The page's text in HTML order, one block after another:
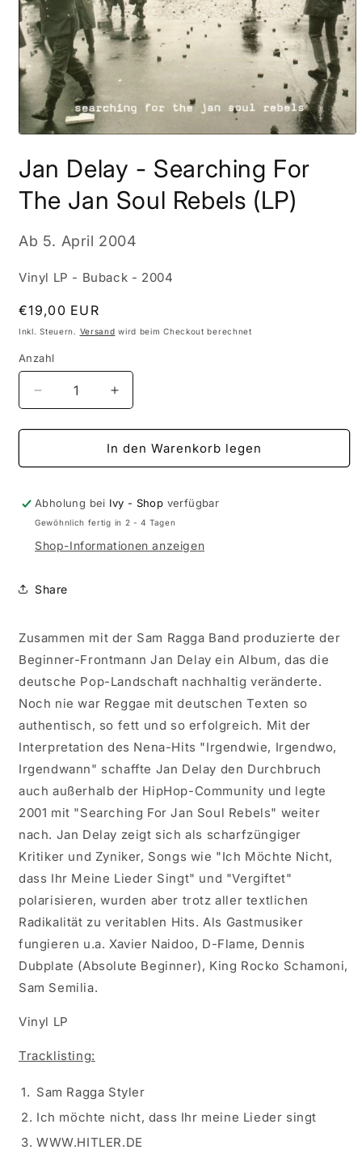
Modal
öffnen
Jan Delay - Searching For
The Jan Soul Rebels (LP)
Ab 5. April 2004
Vinyl LP - Buback - 2004
Normaler
Preis
€19,00 EUR
Inkl. Steuern. Versand wird beim Checkout berechnet
Anzahl
Anzahl
Verringere
die
Menge
Jan
-
Searching
The
Soul
Erhöhe
die
Menge
für
Jan
-
Searching
The
In den Warenkorb legen
Abholung bei Ivy - Shop verfügbar
Gewöhnlich fertig in 2 - 4 Tagen
Shop-Informationen anzeigen
Share
Zusammen mit der Sam Ragga Band produzierte der
Beginner-Frontmann Jan Delay ein Album, das die
deutsche Pop-Landschaft nachhaltig veränderte.
Noch nie war Reggae mit deutschen Texten so
authentisch, so fett und so erfolgreich. Mit der
Interpretation des Nena-Hits "Irgendwie, Irgendwo,
Irgendwann" schaffte Jan Delay den Durchbruch
auch außerhalb der HipHop-Community und legte
2001 mit "Searching For Jan Soul Rebels" weiter
nach. Jan Delay zeigt sich als scharfzüngiger
Kritiker und Zyniker, Songs wie "Ich Möchte Nicht,
dass Ihr Meine Lieder Singt" und "Vergiftet"
polarisieren, wurden aber trotz aller textlichen
Radikalität zu veritablen Hits. Als Gastmusiker
fungieren u.a. Xavier Naidoo, D-Flame, Dennis
Dubplate (Absolute Beginner), King Rocko Schamoni,
Sam Semilia.
Vinyl LP
Tracklisting:
1. Sam Ragga Styler
2. Ich möchte nicht, dass Ihr meine Lieder singt
3. WWW.HITLER.DE